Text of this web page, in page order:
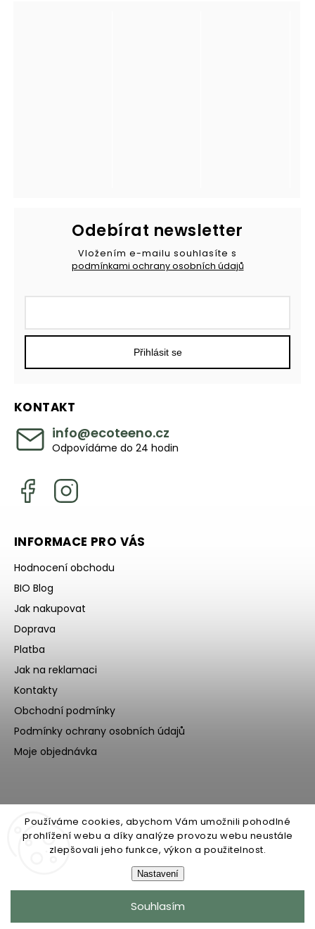
Používáme cookies, abychom Vám umožnili pohodlné
prohlížení webu a díky analýze provozu webu neustále
zlepšovali jeho funkce, výkon a použitelnost.
Nastavení
Souhlasím
KONTAKT
info@ecoteeno.cz
Odpovídáme do 24 hodin
Odebírat newsletter
Vložením e-mailu souhlasíte s
podmínkami ochrany osobních údajů
Přihlásit se
INFORMACE PRO VÁS
Hodnocení obchodu
BIO Blog
Jak nakupovat
Doprava
Platba
Jak na reklamaci
Kontakty
Obchodní podmínky
Podmínky ochrany osobních údajů
Moje objednávka
Ecoteeno. Všechna práva vyhrazena.